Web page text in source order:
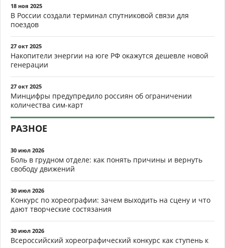
18 ноя 2025
В России создали терминал спутниковой связи для
поездов
27 окт 2025
Накопители энергии на юге РФ окажутся дешевле новой
генерации
27 окт 2025
Минцифры предупредило россиян об ограничении
количества сим-карт
РАЗНОЕ
30 июл 2026
Боль в грудном отделе: как понять причины и вернуть
свободу движений
30 июл 2026
Конкурс по хореографии: зачем выходить на сцену и что
дают творческие состязания
30 июл 2026
Всероссийский хореографический конкурс как ступень к